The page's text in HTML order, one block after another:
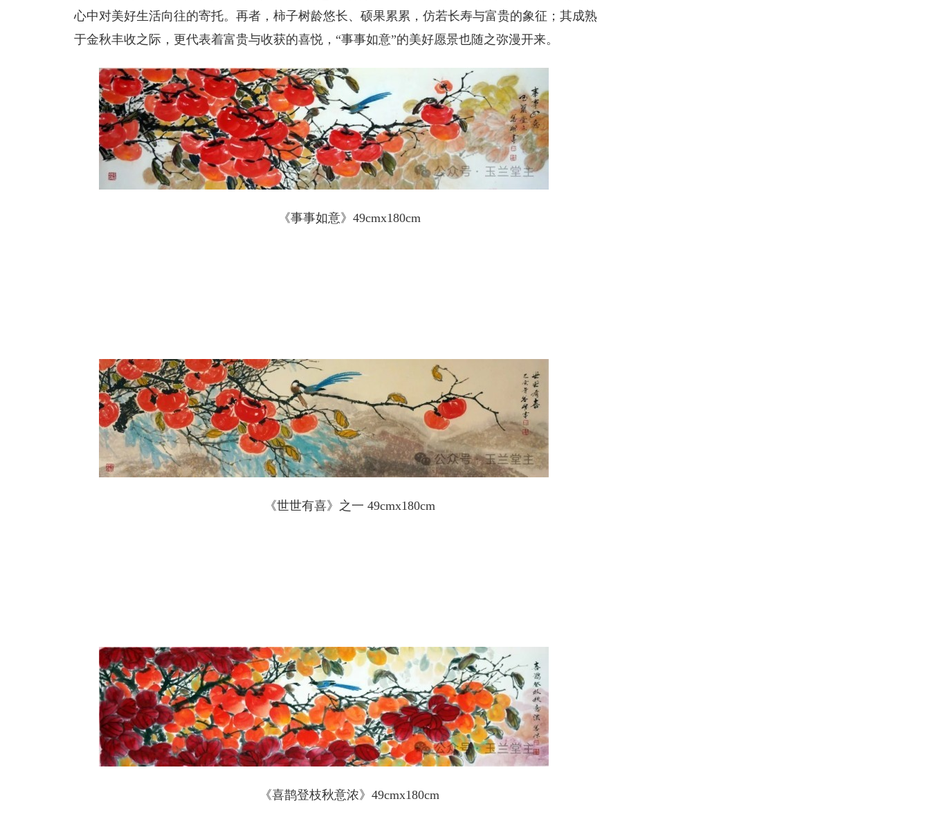
心中对美好生活向往的寄托。再者，柿子树龄悠长、硕果累累，仿若长寿与富贵的象征；其成熟
于金秋丰收之际，更代表着富贵与收获的喜悦，“事事如意”的美好愿景也随之弥漫开来。
《事事如意》49cmx180cm
《世世有喜》之一 49cmx180cm
《喜鹊登枝秋意浓》49cmx180cm